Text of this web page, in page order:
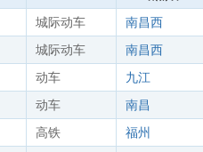
城际动车 南昌西
城际动车 南昌西
动车 九江
动车 南昌
高铁 福州